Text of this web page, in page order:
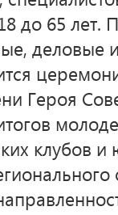
до 65
деловые
Героя
клубов